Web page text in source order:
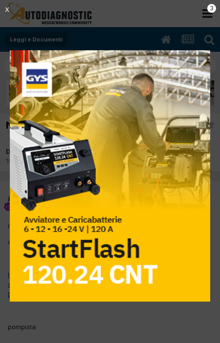
Leggi e Documenti
Numerazione fatture, news
Da pompista
10 Gennaio 2013inLeggi e Documenti
pompista
Inviato
nuove norme per la numerazione delle fatture,
credo sia utile
http://www.ancnazionale.it/wp-
content/uploads/2013/01/Comunicato-stampa-ANC-02.01.2013-
Disciplina-Fatturazione.pdf
pompista
2
X